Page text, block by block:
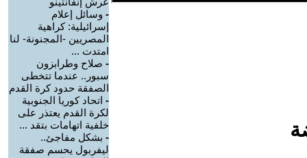
- وسائل إعلام
إسرائيلية: كراهية
المصريين -المجنونة- لنا
امتدت ...
- صلاح وطرابزون
سبور.. عندما تتخطى
الصفقة حدود كرة القدم
- اتحاد كوريا الجنوبية
لكرة القدم يعتذر على
خلفية اتهامات بتقد ...
- بشكل مفاجئ..
ليفربول يحسم صفقة